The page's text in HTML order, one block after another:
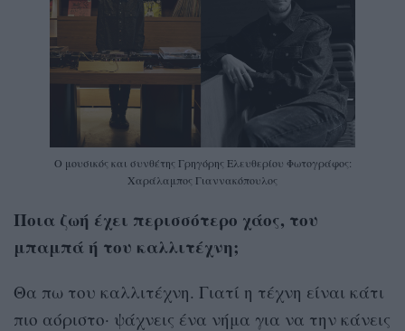
Ο μουσικός και συνθέτης Γρηγόρης Ελευθερίου Φωτογράφος:
Χαράλαμπος Γιαννακόπουλος
Ποια ζωή έχει περισσότερο χάος, του
μπαμπά ή του καλλιτέχνη;
Θα πω του καλλιτέχνη. Γιατί η τέχνη είναι κάτι
πιο αόριστο· ψάχνεις ένα νήμα για να την κάνεις